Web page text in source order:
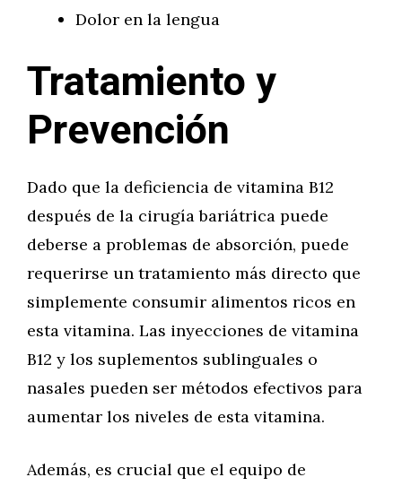
Dolor en la lengua
Tratamiento y
Prevención
Dado que la deficiencia de vitamina B12
después de la cirugía bariátrica puede
deberse a problemas de absorción, puede
requerirse un tratamiento más directo que
simplemente consumir alimentos ricos en
esta vitamina. Las inyecciones de vitamina
B12 y los suplementos sublinguales o
nasales pueden ser métodos efectivos para
aumentar los niveles de esta vitamina.
Además, es crucial que el equipo de